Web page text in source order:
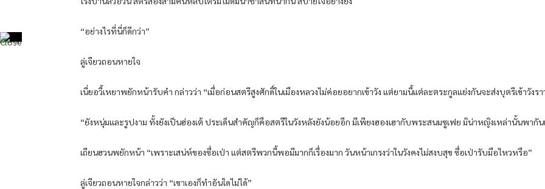
“อย่างไรที่นี่ก็ดีกว่า”
ลู่เจียวถอนหายใจ
เนี่ยอวี้เหยาพยักหน้ารับคำ กล่าวว่า “เมื่อก่อนสตรีสูงศักดิ์ในเมืองหลวงไม่ค่อยอยากเข้าวัง แต่ยามนี้แต่ละตระกูลแย่งกันจะส่งบุตรีเข้าวังรา
“ยังหนุ่มและรูปงาม ทั้งยังเป็นฮ่องเต้ ประเด็นสำคัญก็คือสตรีในวังหลังยังน้อยอีก มีเพียงฮองเฮากับพระสนมซูเฟย มิน่าหญิงเหล่านั้นพากัน
เถียนฮวนพยักหน้า “เพราะเสน่ห์ของซื่อเป่า แต่สตรีพวกนี้พอมีมากก็เรื่องมาก วันหน้าเกรงว่าในวังคงไม่สงบสุข ซื่อเป่ารับมือไหวหรือ”
ลู่เจียวถอนหายใจกล่าวว่า “เขาเองก็ทำอันใดไม่ได้”